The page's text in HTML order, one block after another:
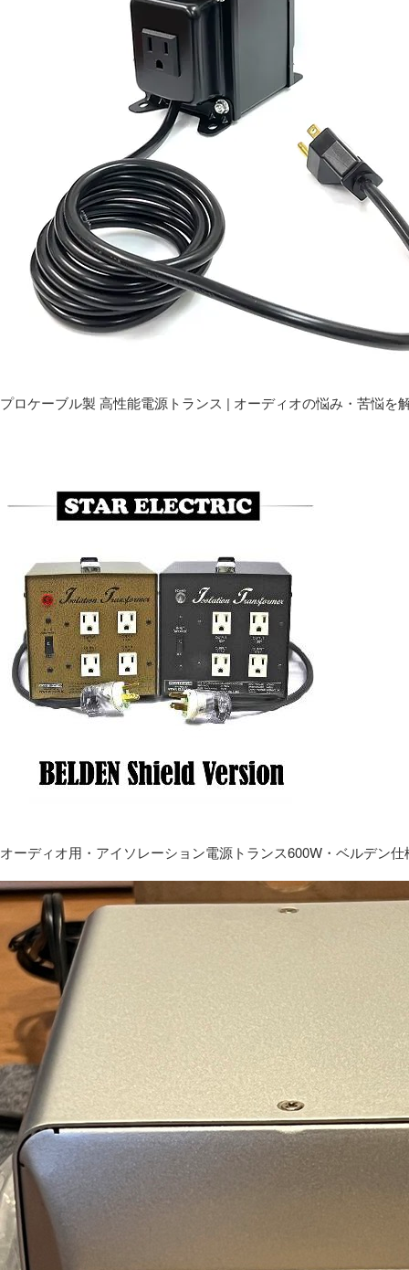
プロケーブル製 高性能電源トランス | オーディオの悩み・苦悩を
オーディオ用・アイソレーション電源トランス600W・ベルデン仕